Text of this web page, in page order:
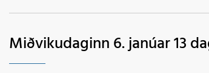
Miðvikudaginn 6. janúar 13